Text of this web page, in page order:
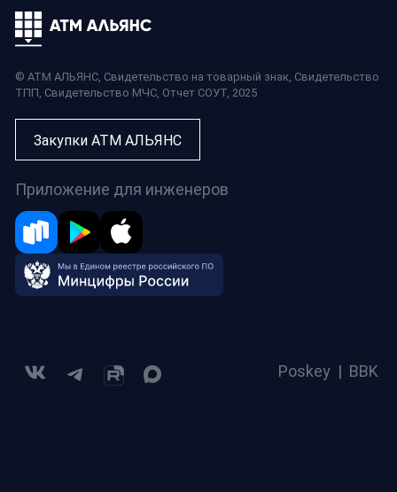
© АТМ АЛЬЯНС, Свидетельство на товарный знак, Свидетельство
ТПП, Свидетельство МЧС, Отчет СОУТ, 2025
Закупки АТМ АЛЬЯНС
Приложение для инженеров
Poskey | BBK